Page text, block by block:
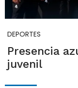
DEPORTES
Presencia
juvenil